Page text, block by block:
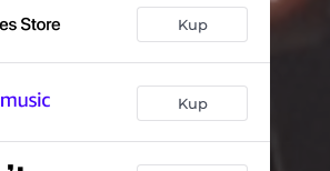
Kup
Kup